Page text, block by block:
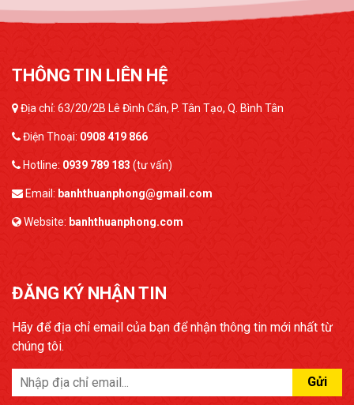
THÔNG TIN LIÊN HỆ
Địa chỉ: 63/20/2B Lê Đình Cẩn, P. Tân Tạo, Q. Bình Tân
Điện Thoại: 0908 419 866
Hotline: 0939 789 183 (tư vấn)
Email: banhthuanphong@gmail.com
Website: banhthuanphong.com
ĐĂNG KÝ NHẬN TIN
Hãy để địa chỉ email của bạn để nhận thông tin mới nhất từ
chúng tôi.
Gửi